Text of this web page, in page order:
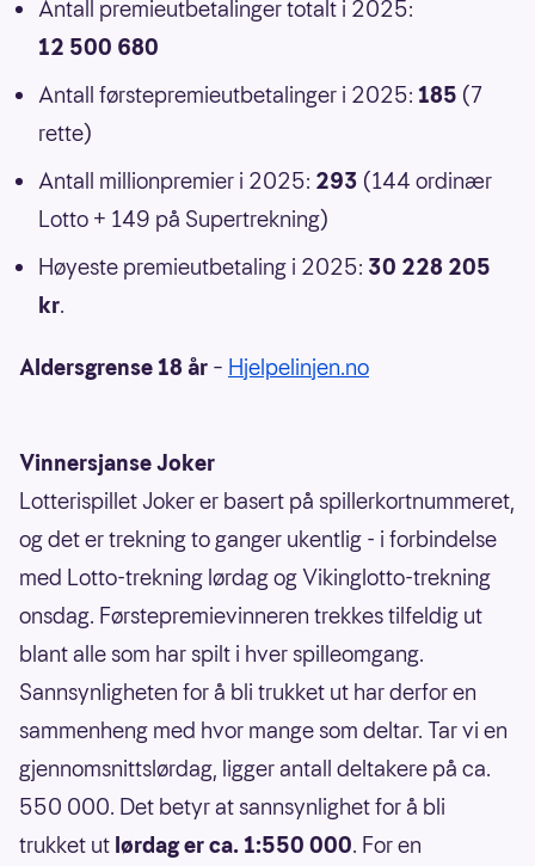
Antall premieutbetalinger totalt i 2025:
12 500 680
Antall førstepremieutbetalinger i 2025: 185 (7
rette)
Antall millionpremier i 2025: 293 (144 ordinær
Lotto + 149 på Supertrekning)
Høyeste premieutbetaling i 2025: 30 228 205
kr.
Aldersgrense 18 år – Hjelpelinjen.no
Vinnersjanse Joker
Lotterispillet Joker er basert på spillerkortnummeret,
og det er trekning to ganger ukentlig - i forbindelse
med Lotto-trekning lørdag og Vikinglotto-trekning
onsdag. Førstepremievinneren trekkes tilfeldig ut
blant alle som har spilt i hver spilleomgang.
Sannsynligheten for å bli trukket ut har derfor en
sammenheng med hvor mange som deltar. Tar vi en
gjennomsnittslørdag, ligger antall deltakere på ca.
550 000. Det betyr at sannsynlighet for å bli
trukket ut lørdag er ca. 1:550 000. For en